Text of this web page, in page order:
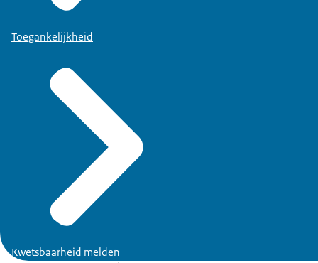
Toegankelijkheid
Kwetsbaarheid melden